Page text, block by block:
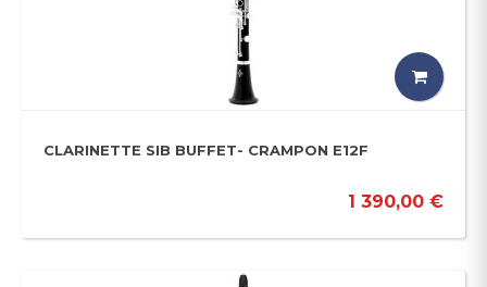
CLARINETTE SIB BUFFET- CRAMPON E12F
1 390,00 €